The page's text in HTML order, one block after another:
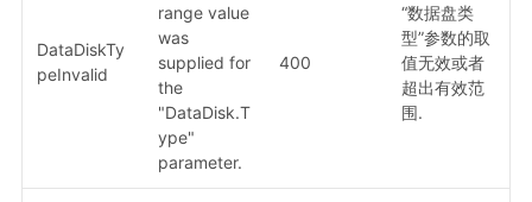
DataDiskTy
peInvalid
range value
was
supplied for
the
"DataDisk.T
ype"
parameter.
400
“数据盘类
型”参数的取
值无效或者
超出有效范
围.